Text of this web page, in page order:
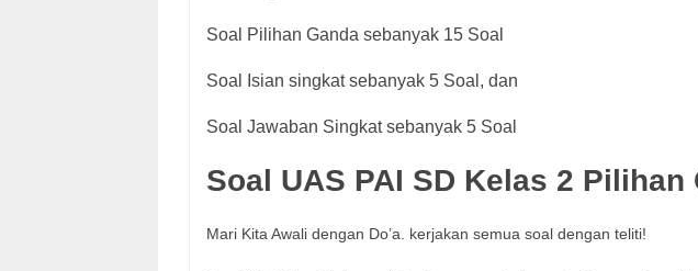
Soal Pilihan Ganda sebanyak 15 Soal
Soal Isian singkat sebanyak 5 Soal, dan
Soal Jawaban Singkat sebanyak 5 Soal
Soal UAS PAI SD Kelas 2 Pilihan
Mari Kita Awali dengan Do’a. kerjakan semua soal dengan teliti!